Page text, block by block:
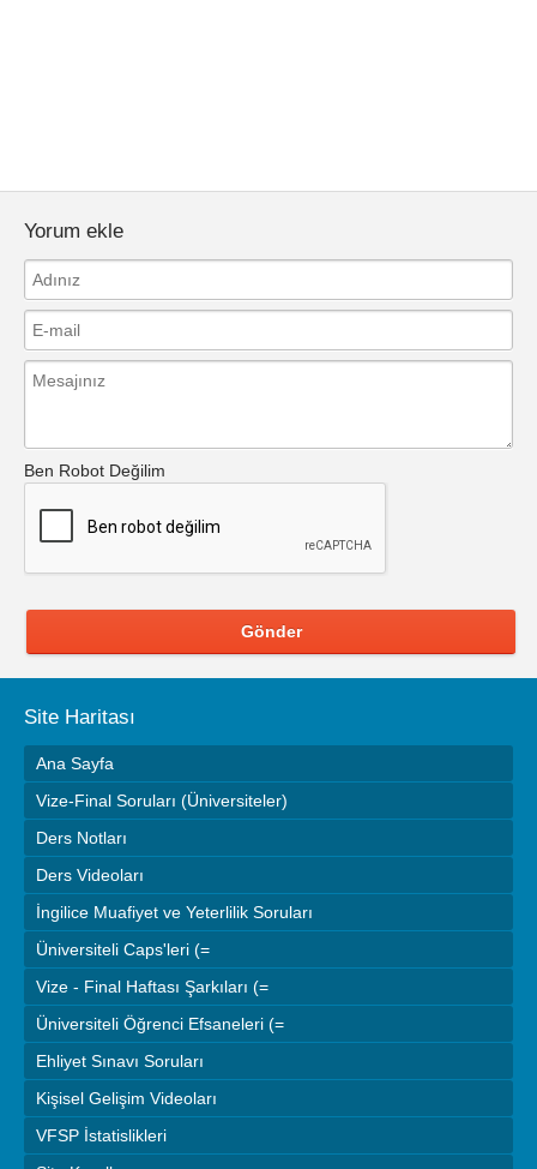
Yorum ekle
Ben Robot Değilim
Gönder
Site Haritası
Ana Sayfa
Vize-Final Soruları (Üniversiteler)
Ders Notları
Ders Videoları
İngilice Muafiyet ve Yeterlilik Soruları
Üniversiteli Caps'leri (=
Vize - Final Haftası Şarkıları (=
Üniversiteli Öğrenci Efsaneleri (=
Ehliyet Sınavı Soruları
Kişisel Gelişim Videoları
VFSP İstatislikleri